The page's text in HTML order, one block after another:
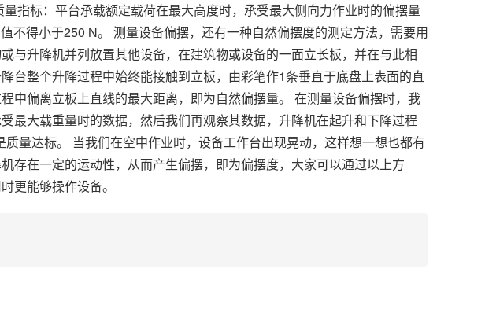
指标：平台承载额定载荷在最大高度时，承受最大侧向力作业时的偏摆量
不得小于250 N。 测量设备偏摆，还有一种自然偏摆度的测定方法，需要用
与升降机并列放置其他设备，在建筑物或设备的一面立长板，并在与此相
台整个升降过程中始终能接触到立板，由彩笔作1条垂直于底盘上表面的直
中偏离立板上直线的最大距离，即为自然偏摆量。 在测量设备偏摆时，我
最大载重量时的数据，然后我们再观察其数据，升降机在起升和下降过程
量达标。 当我们在空中作业时，设备工作台出现晃动，这样想一想也都有
存在一定的运动性，从而产生偏摆，即为偏摆度，大家可以通过以上方
更能够操作设备。